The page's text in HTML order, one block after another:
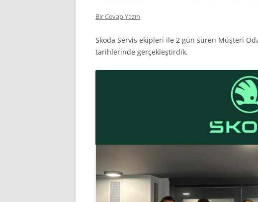
Bir Cevap Yazın
Skoda Servis ekipleri ile 2 gün süren Müşteri
tarihlerinde gerçekleştirdik.